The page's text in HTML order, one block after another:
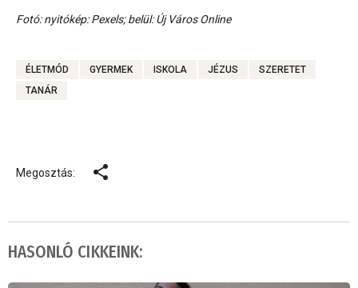
Fotó: nyitókép: Pexels; belül: Új Város Online
ÉLETMÓD GYERMEK ISKOLA JÉZUS
SZERETET
TANÁR
Megosztás:
HASONLÓ CIKKEINK: